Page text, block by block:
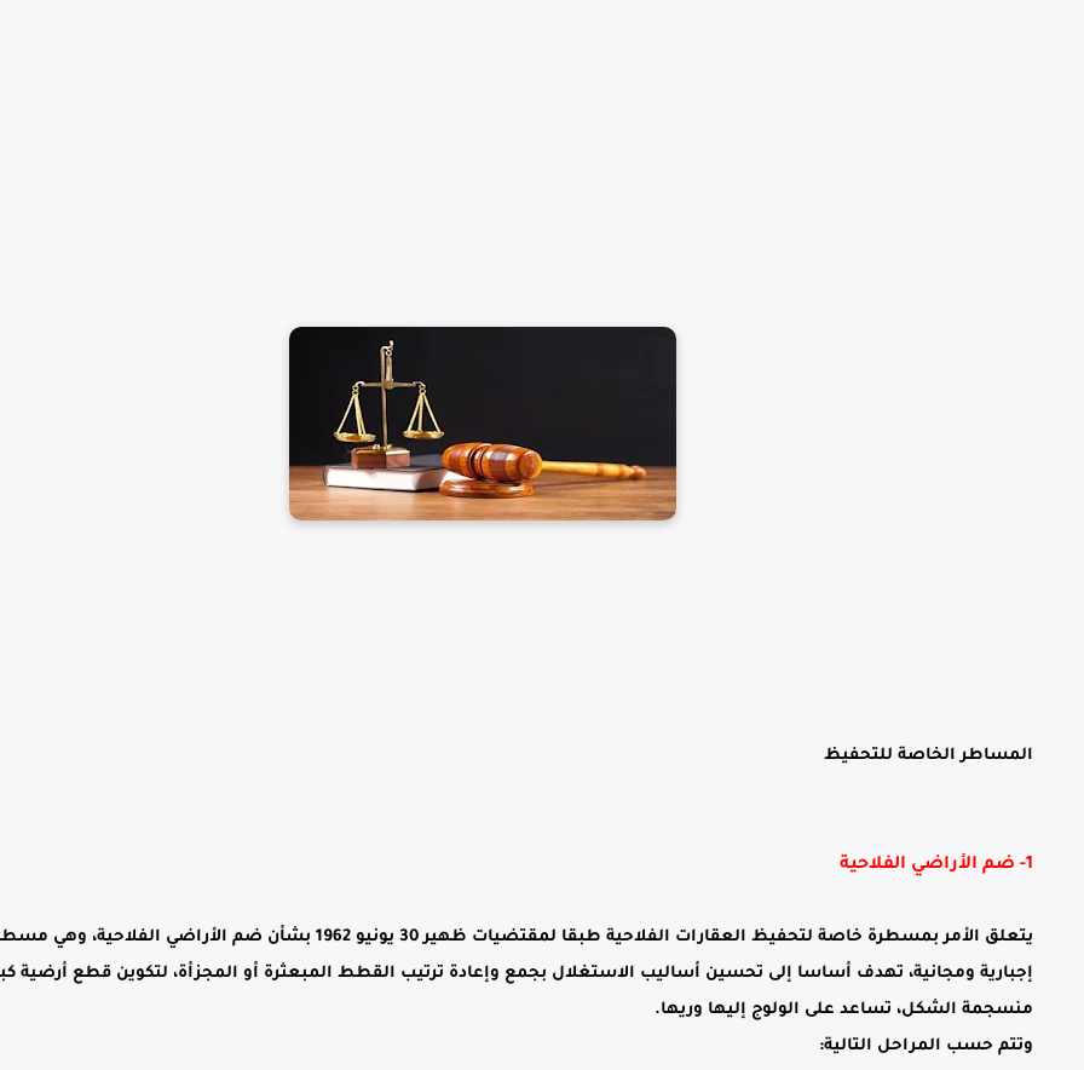
المساطرالخاصة للتحفيظ
1- ضم الأراضي الفلاحية
يتعلق الأمر بمسطرة خاصة لتحفيظ العقارات الفلاحية طبقا لمقتضيات ظهير 30 يونيو 1962 بشأن ضم الأراضي الفلاحية،
إجبارية ومجانية، تهدف أساسا إلى تحسين أساليب الاستغلال بجمع وإعادة ترتيب القطط المبعثرة أو المجزأة، لتكوين قطع أرضية
منسجمة الشكل، تساعد على الولوج إليها وريها.
وتتم حسب المراحل التالية: